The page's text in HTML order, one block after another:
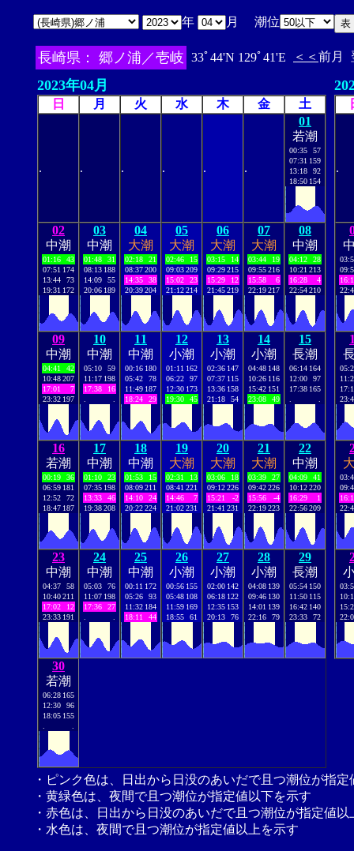
年 月 潮位
長崎県： 郷ノ浦／壱岐 33ﾟ44'N 129ﾟ41'E ＜＜ 前月
2023年04月
日 月 火 水 木 金 土
. . . . . .
01
若潮
00:35
57
07:31 159
13:18
92
18:50 154
02
中潮
01:16
43
07:51 174
13:44
73
19:31 172
03
中潮
01:48
31
08:13 188
14:09
55
20:06 189
04
大潮
02:18
21
08:37200
14:35
38
20:39204
05
大潮
02:46
15
09:03209
15:02
23
21:12214
06
大潮
03:15
14
09:29215
15:29
12
21:45219
07
大潮
03:44
19
09:55216
15:58
6
22:19217
08
中潮
04:12
28
10:21 213
16:28
4
22:54210
09
中潮
04:41
42
10:48207
17:01
7
23:32 197
10
中潮
05:10
59
11:17 198
17:38
16
11
中潮
00:16 180
05:42
78
11:49 187
18:24
29
12
小潮
01:11 162
06:22
97
12:30 173
19:30
45
13
小潮
02:36 147
07:37 115
13:36 158
21:18
54
14
小潮
04:48 148
10:26 116
15:42 151
23:08
49
15
長潮
06:14 164
12:00
97
17:38 165
16
若潮
00:19
36
06:59 181
12:52
72
18:47 187
17
中潮
01:10
23
07:35 198
13:33
46
19:38208
18
中潮
01:53
15
08:09211
14:10
24
20:22224
19
大潮
02:31
13
08:41 221
14:46
7
21:02231
20
大潮
03:06
18
09:12226
15:21
-2
21:41 231
21
大潮
03:39
27
09:42226
15:56
-4
22:19223
22
中潮
04:09
41
10:12220
16:29
1
22:56209
23
中潮
04:37
58
10:40211
17:02
12
23:33 191
24
中潮
05:03
76
11:07 198
17:36
27
25
中潮
00:11 172
05:26
93
11:32 184
18:11
44
26
小潮
00:56 155
05:48 108
11:59 169
18:55
61
27
小潮
02:00 142
06:18 122
12:35 153
20:13
76
28
小潮
04:08 139
09:46 130
14:01 139
22:16
79
29
長潮
05:54 150
11:50 115
16:42 140
23:33
72
30
若潮
06:28 165
12:30
96
18:05 155
.
・ピンク色は、日出から日没のあいだで且つ潮位が指
・黄緑色は、夜間で且つ潮位が指定値以下を示す
・赤色は、日出から日没のあいだで且つ潮位が指定値以
・水色は、夜間で且つ潮位が指定値以上を示す